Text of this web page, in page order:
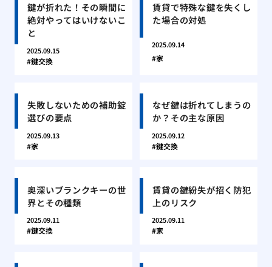
鍵が折れた！その瞬間に
絶対やってはいけないこ
と
2025.09.15
鍵交換
賃貸で特殊な鍵を失くし
た場合の対処
2025.09.14
家
失敗しないための補助錠
選びの要点
2025.09.13
家
なぜ鍵は折れてしまうの
か？その主な原因
2025.09.12
鍵交換
奥深いブランクキーの世
界とその種類
2025.09.11
鍵交換
賃貸の鍵紛失が招く防犯
上のリスク
2025.09.11
家